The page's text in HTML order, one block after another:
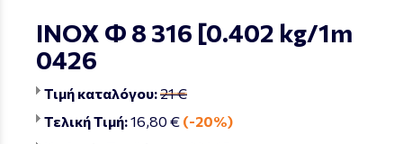
ΙΝΟΧ Φ 8 316 [0.402 kg/1m
0426
Τιμή καταλόγου:21 €
Τελική Τιμή:16,80 € (-20%)